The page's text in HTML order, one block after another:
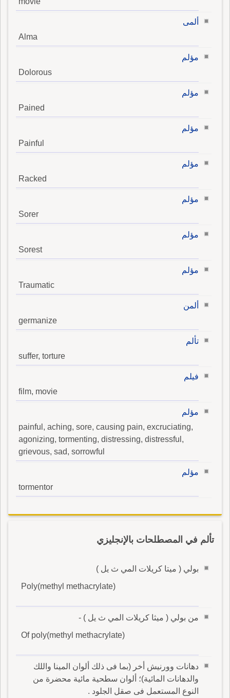
ألمى
Alma
مؤلم
Dolorous
مؤلم
Pained
مؤلم
Painful
مؤلم
Racked
مؤلم
Sorer
مؤلم
Sorest
مؤلم
Traumatic
ألمن
germanize
تألم
suffer, torture
فيلم
film, movie
مؤلم
painful, aching, sore, causing pain, excruciating,
agonizing, tormenting, distressing, distressful,
grievous, sad, sorrowful
مؤلم
tormentor
تألم في المصطلحات بالإنجليزي
بولي ( ميتا كريلات المي ث يل )
Poly(methyl methacrylate)
من بولي ( ميثا كريلات المي ث يل ) -
Of poly(methyl methacrylate)
دهانات وورنيش أخر (بما فى ذلك ألوان المينا واللك
والدهانات المائية)؛ ألوان سطحية مائية محضرة من
النوع المستعمل فى صقل الجلود .